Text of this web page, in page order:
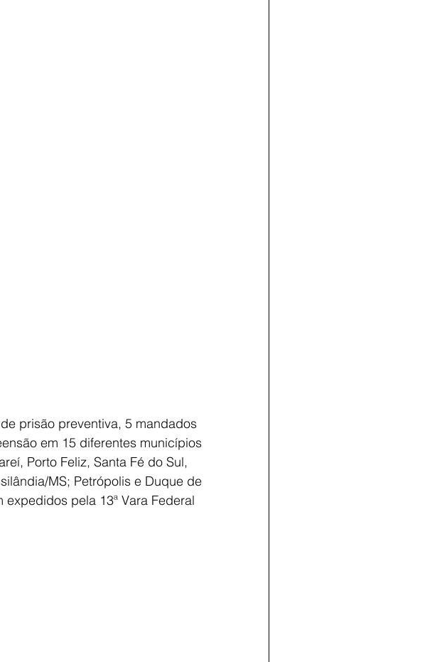
prisão preventiva, 5 mandados
em 15 diferentes municípios
Porto Feliz, Santa Fé do Sul,
MS; Petrópolis e Duque de
pela 13ª Vara Federal